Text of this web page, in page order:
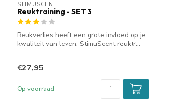
STIMUSCENT
Reuktraining - SET 3
Reukverlies heeft een grote invloed op je
kwaliteit van leven. StimuScent reuktr...
€27,95
Op voorraad